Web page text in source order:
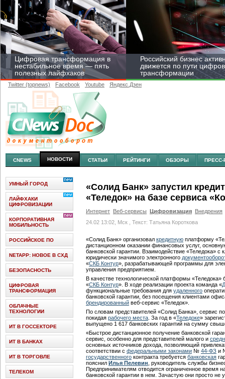
Цифровая трансформация в
нестабильное время — пять
полезных лайфхаков
Российский бизнес
движется по пути
трансформации
Средний бизнес начал
цифровизироваться со
скоростью крупных
корпораций
Twitter (topnews) Facebook Youtube Яндекс.Дзен
CNEWS НОВОСТИ СТАТЬИ РЕЙТИНГИ ОБЗОРЫ
«Солид Банк» запустил
«Теледок» на базе сервиса
Интернет Веб-сервисы Цифровизация Внедрения
24.02 13:02, Мск , Текст: Татьяна Короткова
«Солид Банк» организовал кредитную платформу
дистанционном оказании финансовых услуг,
банковской гарантии. Взаимодействие «Теледока»
юридически значимого электронного
«СКБ Контур», разрабатывающей программы для
управления предприятием.
В качестве технологической платформы
«СКБ Контур». В ходе реализации проекта команда «
функциональные требования для удаленного
банковской гарантии, без посещения клиентами
брендированный веб-сервис «Теледок».
По словам представителей «Солид Банка», сервис
покидая рабочего места . За год в «Теледоке»
выпущено 1 617 банковских гарантий на сумму
«Быстрое дистанционное получение банковской
сервис, особенно для представителей малого и
основных источников дохода, позволяющий
соответствии с федеральными законами № 44-ФЗ и
государственного контракта требуется банковская
пояснил Илья Пелевин , руководитель службы
Предпринимателям отводится ограниченное время
банковской гарантии в нем. Зачастую они просто
УМНЫЙ ГОРОД
ЛАЙФХАКИ
ЦИФРОВИЗАЦИИ
КОРПОРАТИВНАЯ
МОБИЛЬНОСТЬ
РОССИЙСКОЕ ПО
NETAPP: НОВОЕ В СХД
БЕЗОПАСНОСТЬ
ЦИФРОВАЯ
ТРАНСФОРМАЦИЯ
ОБЛАЧНЫЕ
ТЕХНОЛОГИИ
ИТ В ГОССЕКТОРЕ
ИТ В БАНКАХ
ИТ В ТОРГОВЛЕ
ТЕЛЕКОМ